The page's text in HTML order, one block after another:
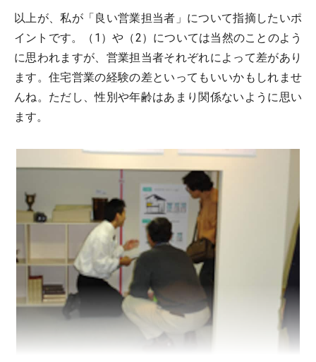
以上が、私が「良い営業担当者」について指摘したいポ
イントです。（1）や（2）については当然のことのよう
に思われますが、営業担当者それぞれによって差があり
ます。住宅営業の経験の差といってもいいかもしれませ
んね。ただし、性別や年齢はあまり関係ないように思い
ます。